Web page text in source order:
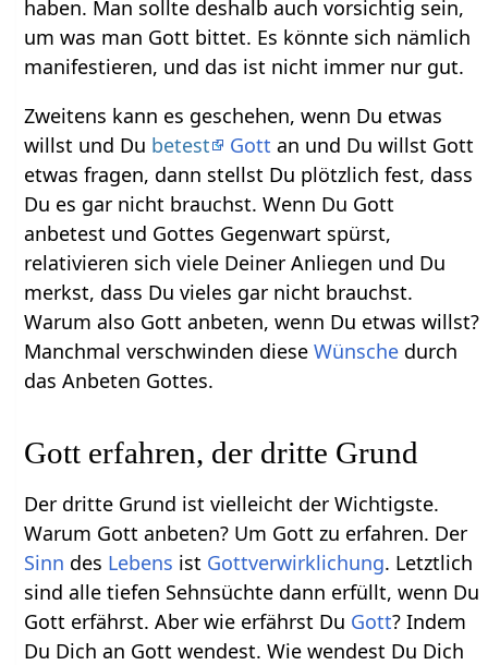
haben. Man sollte deshalb auch vorsichtig sein,
um was man Gott bittet. Es könnte sich nämlich
manifestieren, und das ist nicht immer nur gut.
Zweitens kann es geschehen, wenn Du etwas
willst und Du betest Gott an und Du willst Gott
etwas fragen, dann stellst Du plötzlich fest, dass
Du es gar nicht brauchst. Wenn Du Gott
anbetest und Gottes Gegenwart spürst,
relativieren sich viele Deiner Anliegen und Du
merkst, dass Du vieles gar nicht brauchst.
Warum also Gott anbeten, wenn Du etwas willst?
Manchmal verschwinden dieseWünsche durch
das Anbeten Gottes.
Gott erfahren, der dritte Grund
Der dritte Grund ist vielleicht der Wichtigste.
Warum Gott anbeten? Um Gott zu erfahren. Der
Sinn des Lebens ist Gottverwirklichung. Letztlich
sind alle tiefen Sehnsüchte dann erfüllt, wenn Du
Gott erfährst. Aber wie erfährst Du Gott? Indem
Du Dich an Gott wendest. Wie wendest Du Dich